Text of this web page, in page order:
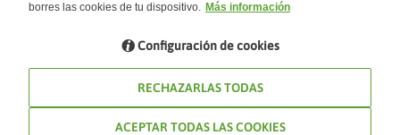
Blog de Viajes el Corte inglés
borres las cookies de tu dispositivo. Más información
Configuración de cookies
RECHAZARLAS TODAS
ACEPTAR TODAS LAS COOKIES